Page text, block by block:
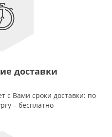
доставки
с Вами сроки доставки: по
– бесплатно